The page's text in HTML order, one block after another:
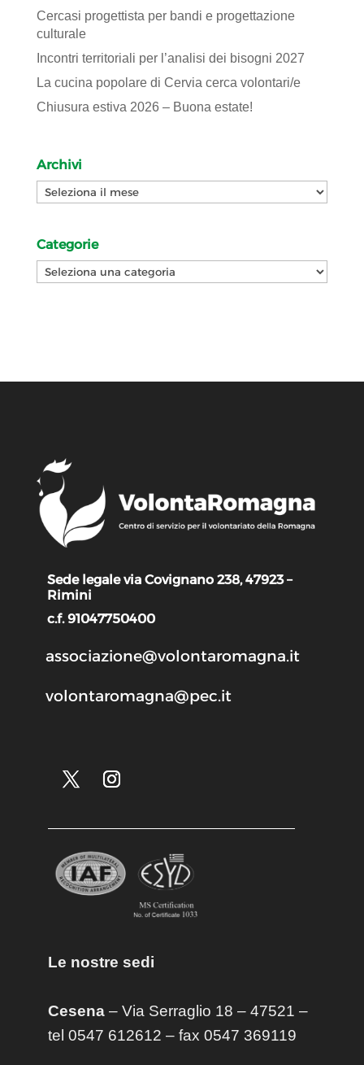
Cercasi progettista per bandi e progettazione
culturale
Incontri territoriali per l’analisi dei bisogni 2027
La cucina popolare di Cervia cerca volontari/e
Chiusura estiva 2026 – Buona estate!
Archivi
Archivi
Categorie
Categorie
Sede legale via Covignano 238, 47923 –
Rimini
c.f. 91047750400
associazione@volontaromagna.it
volontaromagna@pec.it
Le nostre sedi
Cesena– Via Serraglio 18 – 47521 –
tel 0547 612612 – fax 0547 369119